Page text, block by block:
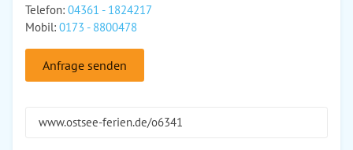
Telefon: 04361 - 1824217
Mobil: 0173 - 8800478
Anfrage senden
www.ostsee-ferien.de/o6341